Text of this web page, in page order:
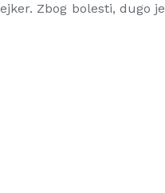
Zbog bolesti, dugo je